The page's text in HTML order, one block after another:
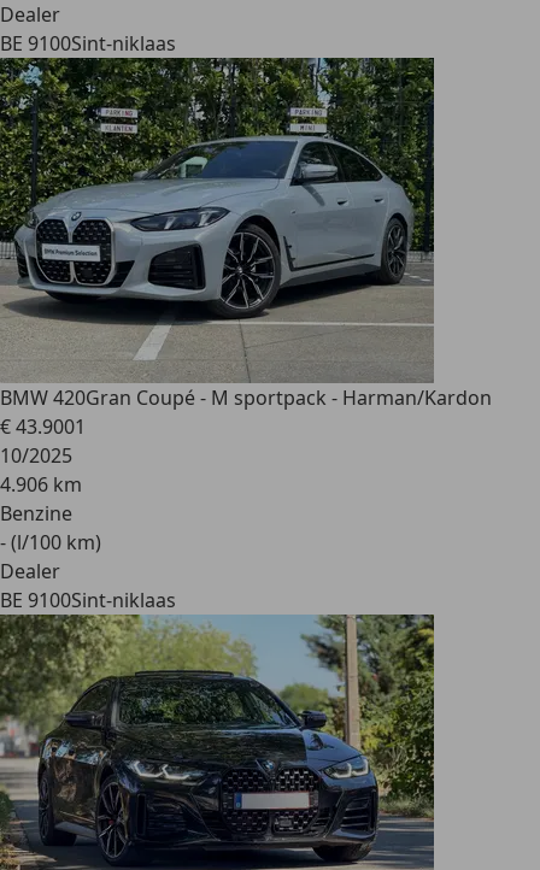
Dealer
BE 9100Sint-niklaas
BMW 420Gran Coupé - M sportpack - Harman/Kardon
€ 43.9001
10/2025
4.906 km
Benzine
- (l/100 km)
Dealer
BE 9100Sint-niklaas